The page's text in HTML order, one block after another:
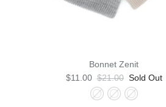
Bonnet Zenit
$11.00 $21.00 Sold Out